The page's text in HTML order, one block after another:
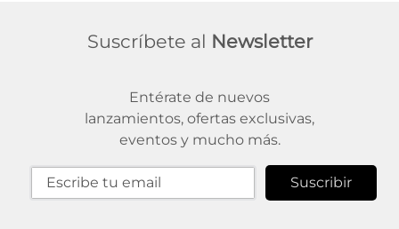
Suscríbete al Newsletter
Entérate de nuevos
lanzamientos, ofertas exclusivas,
eventos y mucho más.
Suscribir